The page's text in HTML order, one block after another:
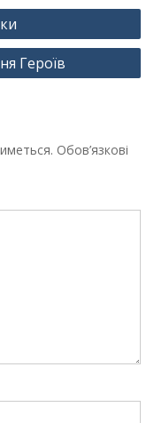
Героїв
Обов’язкові